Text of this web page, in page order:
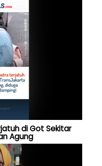
di Got Sekitar
Agung